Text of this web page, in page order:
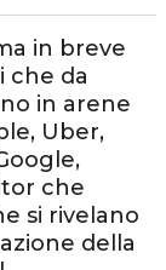
in breve
che da
in arene
Uber,
che
si rivelano
della